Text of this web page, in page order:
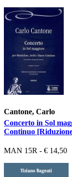
Cantone, Carlo
Concerto in Sol
Continuo
MAN 15R - € 14,50